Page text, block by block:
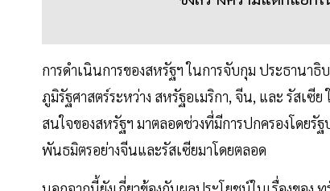
การดำเนินการของสหรัฐฯ ในการจับกุม ประธานา
ภูมิรัฐศาสตร์ระหว่าง สหรัฐอเมริกา, จีน, และ รัสเซี
สนใจของสหรัฐฯ มาตลอดช่วงที่มีการปกครองโดย
พันธมิตรอย่างจีนและรัสเซียมาโดยตลอด